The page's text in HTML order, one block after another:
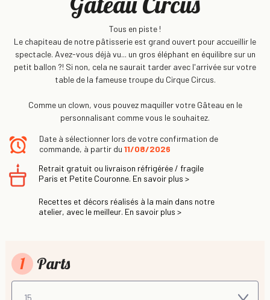
Tous en piste !
Le chapiteau de notre pâtisserie est grand ouvert pour accueillir le
spectacle. Avez-vous déjà vu... un gros éléphant en équilibre sur un
petit ballon ?! Si non, cela ne saurait tarder avec l'arrivée sur votre
table de la fameuse troupe du Cirque Circus.
Comme un clown, vous pouvez maquiller votre Gâteau en le
personnalisant comme vous le souhaitez.
Date à sélectionner lors de votre confirmation de
commande, à partir du 11/08/2026
Retrait gratuit ou livraison réfrigérée / fragile
Paris et Petite Couronne. En savoir plus >
Recettes et décors réalisés à la main dans notre
atelier, avec le meilleur. En savoir plus >
1 Parts